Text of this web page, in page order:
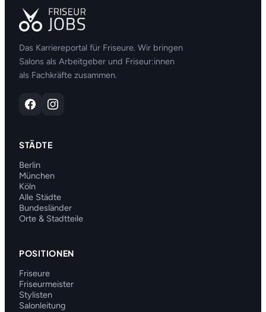
Das Karriereportal für Friseure. Wir bringen
Salons als Arbeitgeber und Friseur:innen
als Fachkräfte zusammen.
STÄDTE
Berlin
München
Köln
Alle Städte
Bundesländer
Orte & Stadtteile
POSITIONEN
Friseure
Friseurmeister
Stylisten
Salonleitung